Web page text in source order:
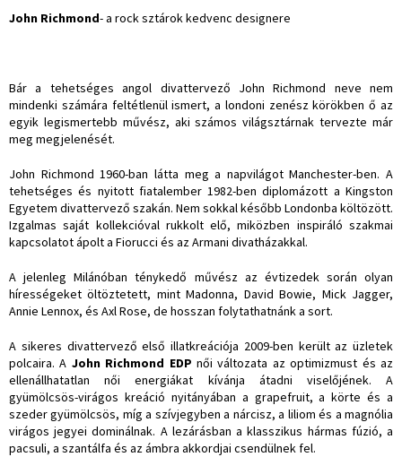
John Richmond- a rock sztárok kedvenc designere
Bár a tehetséges angol divattervező John Richmond neve nem
mindenki számára feltétlenül ismert, a londoni zenész körökben ő az
egyik legismertebb művész, aki számos világsztárnak tervezte már
meg megjelenését.
John Richmond 1960-ban látta meg a napvilágot Manchester-ben. A
tehetséges és nyitott fiatalember 1982-ben diplomázott a Kingston
Egyetem divattervező szakán. Nem sokkal később Londonba költözött.
Izgalmas saját kollekcióval rukkolt elő, miközben inspiráló szakmai
kapcsolatot ápolt a Fiorucci és az Armani divatházakkal.
A jelenleg Milánóban ténykedő művész az évtizedek során olyan
hírességeket öltöztetett, mint Madonna, David Bowie, Mick Jagger,
Annie Lennox, és Axl Rose, de hosszan folytathatnánk a sort.
A sikeres divattervező első illatkreációja 2009-ben került az üzletek
polcaira. A John Richmond EDP női változata az optimizmust és az
ellenállhatatlan női energiákat kívánja átadni viselőjének. A
gyümölcsös-virágos kreáció nyitányában a grapefruit, a körte és a
szeder gyümölcsös, míg a szívjegyben a nárcisz, a liliom és a magnólia
virágos jegyei dominálnak. A lezárásban a klasszikus hármas fúzió, a
pacsuli, a szantálfa és az ámbra akkordjai csendülnek fel.